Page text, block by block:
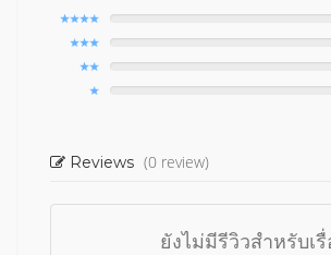
Reviews (0 review)
ยังไม่มีรีวิวสำหรับเ